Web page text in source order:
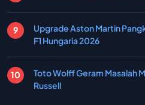
Upgrade Aston Martin
F1 Hungaria 2026
Toto Wolff Geram Masalah
Russell